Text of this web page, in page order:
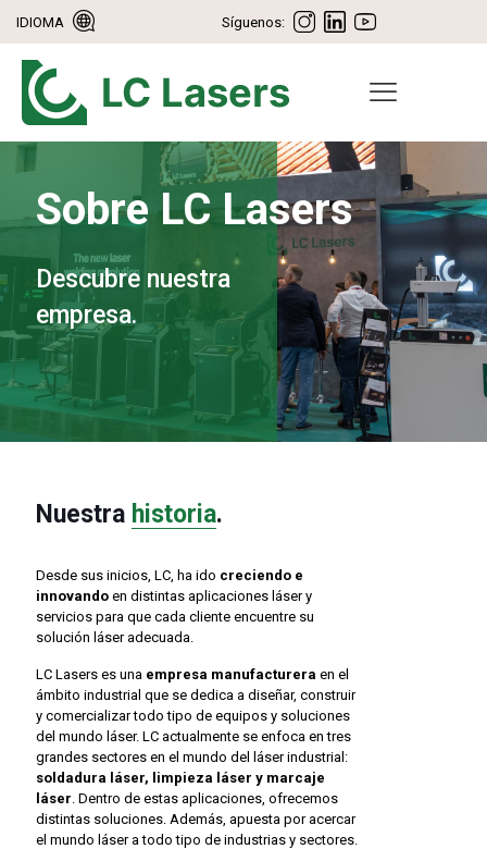
IDIOMA Síguenos:
Sobre LC Lasers
Descubre nuestra
empresa.
Nuestra historia.
Desde sus inicios, LC, ha ido creciendo e
innovando en distintas aplicaciones láser y
servicios para que cada cliente encuentre su
solución láser adecuada.
LC Lasers es una empresa manufacturera en el
ámbito industrial que se dedica a diseñar, construir
y comercializar todo tipo de equipos y soluciones
del mundo láser. LC actualmente se enfoca en tres
grandes sectores en el mundo del láser industrial:
soldadura láser, limpieza láser y marcaje
láser . Dentro de estas aplicaciones, ofrecemos
distintas soluciones. Además, apuesta por acercar
el mundo láser a todo tipo de industrias y sectores.